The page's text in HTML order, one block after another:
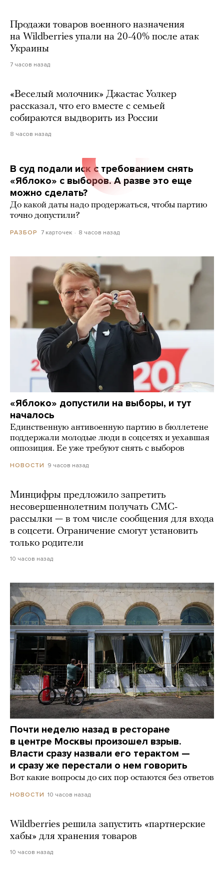
Продажи товаров военного назначения
на Wildberries упали на 20-40% после атак
Украины
7 часов назад
«Веселый молочник» Джастас Уолкер
рассказал, что его вместе с семьей
собираются выдворить из России
8 часов назад
В суд подали иск с требованием снять
«Яблоко» с выборов. А разве это еще
можно сделать?
До какой даты надо продержаться, чтобы партию
точно допустили?
РАЗБОР 7 карточек 8 часов назад
«Яблоко» допустили на выборы, и тут
началось
Единственную антивоенную партию в бюллетене
поддержали молодые люди в соцсетях и уехавшая
оппозиция. Ее уже требуют снять с выборов
НОВОСТИ 9 часов назад
Минцифры предложило запретить
несовершеннолетним получать СМС-
рассылки — в том числе сообщения для входа
в соцсети. Ограничение смогут установить
только родители
10 часов назад
Почти неделю назад в ресторане
в центре Москвы произошел взрыв.
Власти сразу назвали его терактом —
и сразу же перестали о нем говорить
Вот какие вопросы до сих пор остаются без ответов
НОВОСТИ 10 часов назад
Wildberries решила запустить «партнерские
хабы» для хранения товаров
10 часов назад